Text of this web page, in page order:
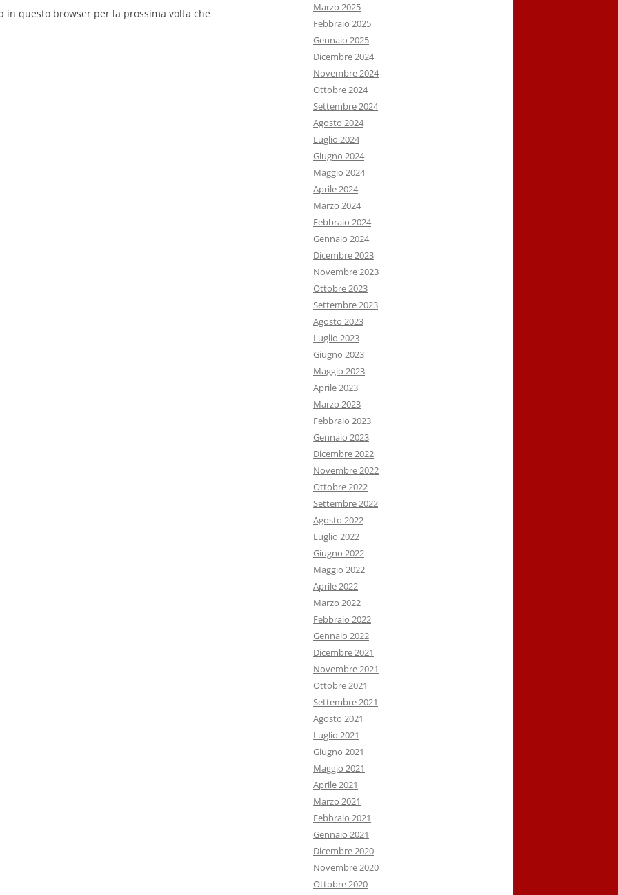
in questo browser per la prossima volta che
Marzo 2025
Febbraio 2025
Gennaio 2025
Dicembre 2024
Novembre 2024
Ottobre 2024
Settembre 2024
Agosto 2024
Luglio 2024
Giugno 2024
Maggio 2024
Aprile 2024
Marzo 2024
Febbraio 2024
Gennaio 2024
Dicembre 2023
Novembre 2023
Ottobre 2023
Settembre 2023
Agosto 2023
Luglio 2023
Giugno 2023
Maggio 2023
Aprile 2023
Marzo 2023
Febbraio 2023
Gennaio 2023
Dicembre 2022
Novembre 2022
Ottobre 2022
Settembre 2022
Agosto 2022
Luglio 2022
Giugno 2022
Maggio 2022
Aprile 2022
Marzo 2022
Febbraio 2022
Gennaio 2022
Dicembre 2021
Novembre 2021
Ottobre 2021
Settembre 2021
Agosto 2021
Luglio 2021
Giugno 2021
Maggio 2021
Aprile 2021
Marzo 2021
Febbraio 2021
Gennaio 2021
Dicembre 2020
Novembre 2020
Ottobre 2020